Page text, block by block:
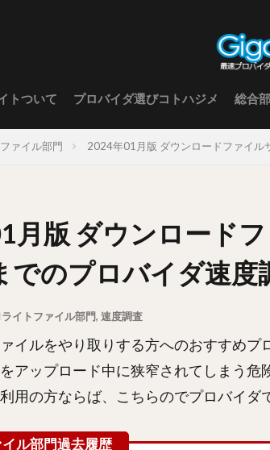
トついて プロバイダ選びコトハジメ 総合
ァイル部門 2024年01月版 ダウンロードファイ
月版 ダウンロード
でのプロバイダ速度
ライトファイル部門, 速度調査
イルをやり取りする方へのおすすめプ
アップロード中に狭窄されてしまう危
用の方ならば、こちらのでプロバイダ